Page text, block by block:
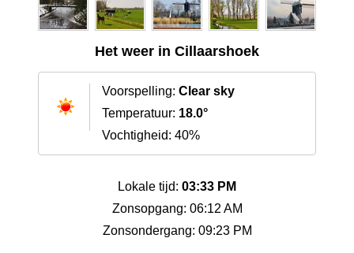
Het weer in Cillaarshoek
Voorspelling: Clear sky
Temperatuur: 18.0°
Vochtigheid: 40%
Lokale tijd: 03:33 PM
Zonsopgang: 06:12 AM
Zonsondergang: 09:23 PM